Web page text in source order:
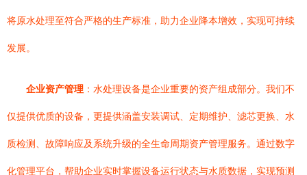
将原水处理至符合严格的生产标准，助力企业降本增效，实现可持续
发展。
企业资产管理 ：水处理设备是企业重要的资产组成部分。我们不
仅提供优质的设备，更提供涵盖安装调试、定期维护、滤芯更换、水
质检测、故障响应及系统升级的全生命周期资产管理服务。通过数字
化管理平台，帮助企业实时掌握设备运行状态与水质数据，实现预测